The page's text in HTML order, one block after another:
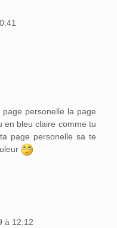
personelle la page
en bleu claire comme tu
page personelle sa te
à 12:12